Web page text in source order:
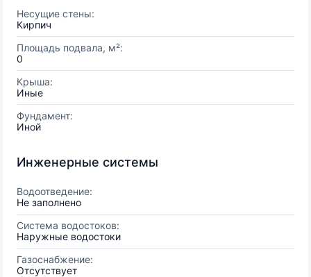
Несущие стены:
Кирпич
Площадь подвала, м²:
0
Крыша:
Иные
Фундамент:
Иной
Инженерные системы
Водоотведение:
Не заполнено
Система водостоков:
Наружные водостоки
Газоснабжение:
Отсутствует